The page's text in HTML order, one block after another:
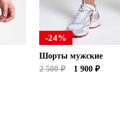
-24%
Шорты мужские
2 500 ₽
1 900 ₽